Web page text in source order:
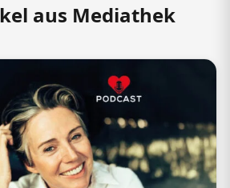
aus Mediathek